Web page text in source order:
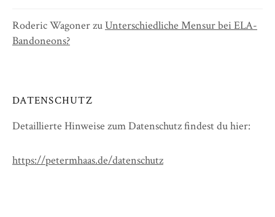
Roderic WagonerzuUnterschiedliche Mensur bei ELA-
Bandoneons?
DATENSCHUTZ
Detaillierte Hinweise zum Datenschutz findest du hier:
https://petermhaas.de/datenschutz